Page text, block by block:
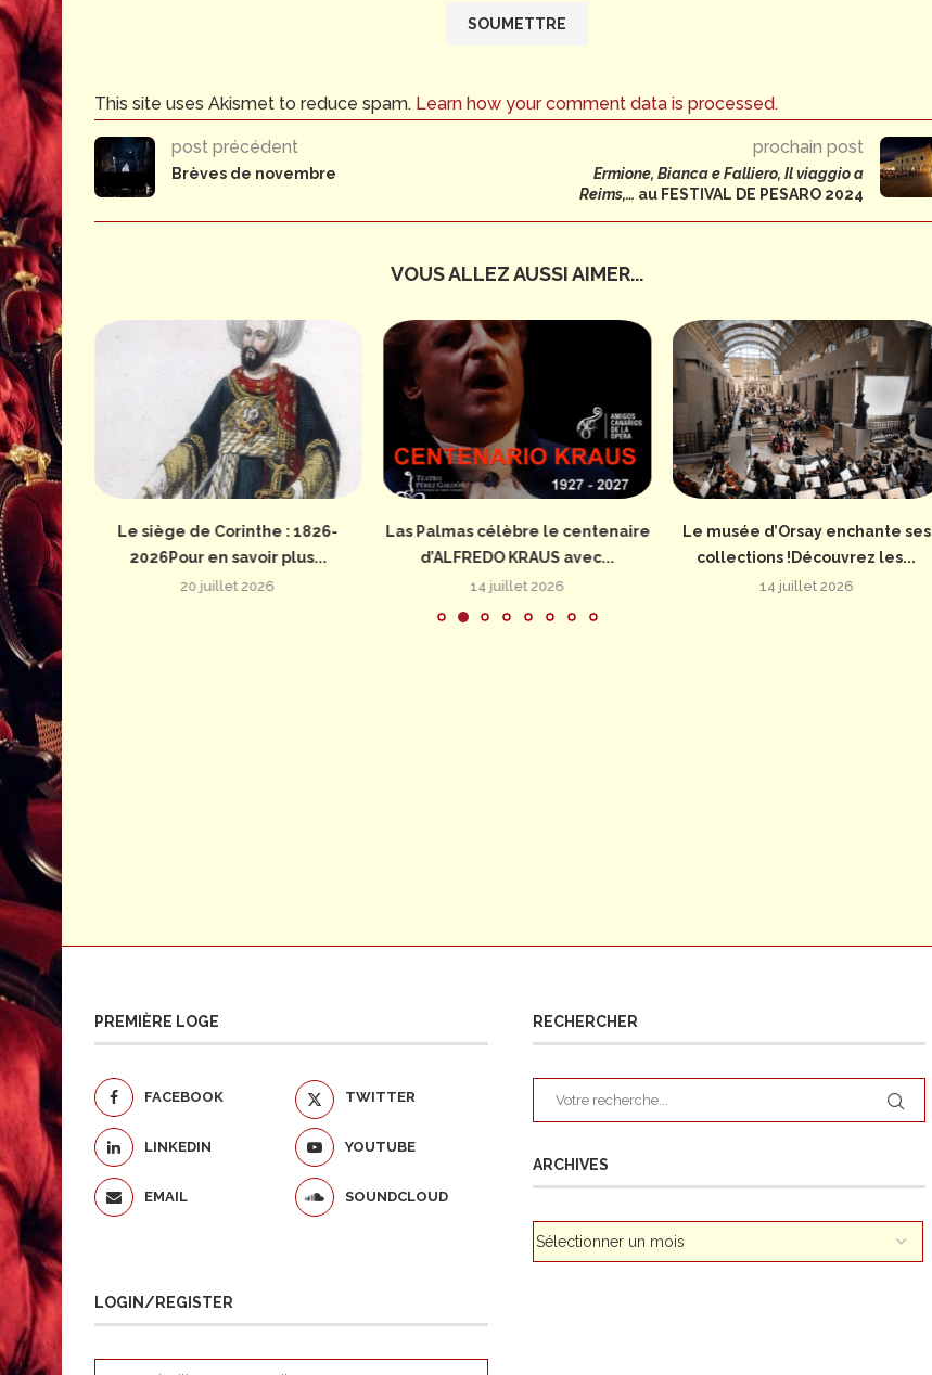
This site uses Akismet to reduce spam. Learn how your comment data is processed.
post précédent
Brèves de novembre
prochain post
Ermione, Bianca e Falliero, Il viaggio a
Reims,… au FESTIVAL DE PESARO 2024
VOUS ALLEZ AUSSI AIMER...
Le siège de Corinthe : 1826-
2026Pour en savoir plus...
20 juillet 2026
Las Palmas célèbre le centenaire
d’ALFREDO KRAUS avec...
14 juillet 2026
Le musée d’Orsay enchante ses
collections !Découvrez les...
14 juillet 2026
PREMIÈRE LOGE
FACEBOOK TWITTER
LINKEDIN YOUTUBE
EMAIL SOUNDCLOUD
LOGIN/REGISTER
RECHERCHER
ARCHIVES